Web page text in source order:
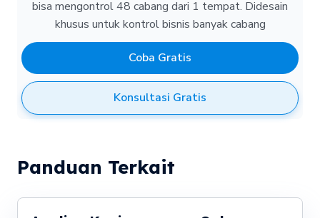
bisa mengontrol 48 cabang dari 1 tempat. Didesain
khusus untuk kontrol bisnis banyak cabang
Coba Gratis
Konsultasi Gratis
Panduan Terkait